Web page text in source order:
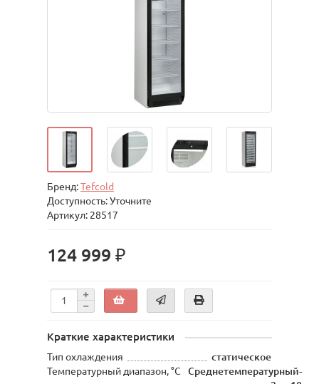
Бренд:Tefcold
Доступность: Уточните
Артикул: 28517
124 999 ₽
Краткие характеристики
Тип охлаждения
статическое
Температурный диапазон, °С
Среднетемпературный-